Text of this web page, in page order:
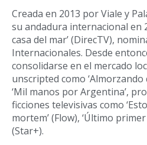
Creada en 2013 por Viale y
su andadura internacional en
casa del mar’ (DirecTV),
Internacionales. Desde
consolidarse en el mercado
unscripted como
‘Mil manos por Argentina’,
ficciones televisivas como
mortem’ (Flow), ‘Último primer
(Star+).